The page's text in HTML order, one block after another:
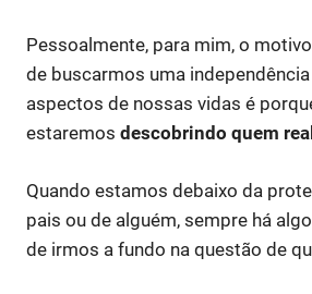
Pessoalmente, para mim, o
de buscarmos uma
aspectos de nossas vidas é
estaremos descobrindo quem
Quando estamos debaixo da
pais ou de alguém, sempre há
de irmos a fundo na questão de